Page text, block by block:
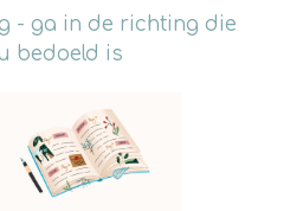
- ga in de richting die
bedoeld is